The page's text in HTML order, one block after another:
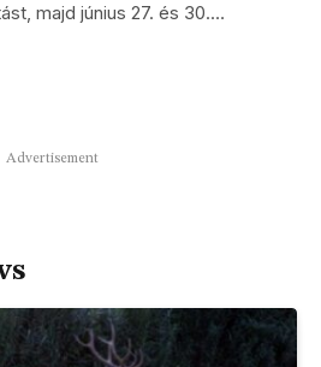
majd június 27. és 30.…
Advertisement